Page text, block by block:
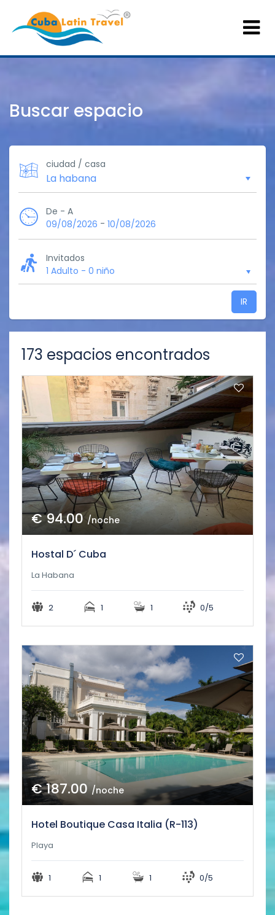
Buscar espacio
ciudad / casa
De - A
09/08/2026 - 10/08/2026
Invitados
1 Adulto - 0 niño
IR
173 espacios encontrados
€ 94.00/noche
Hostal D´ Cuba
La Habana
2 1 1 0/5
€ 187.00/noche
Hotel Boutique Casa Italia (R-113)
Playa
1 1 1 0/5